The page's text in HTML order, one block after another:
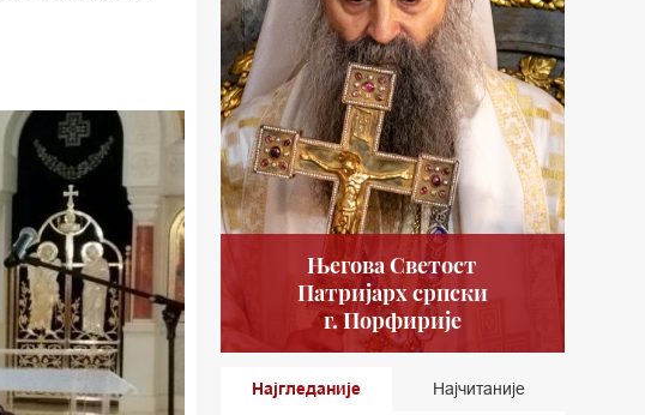
Његова Светост
Патријарх српски
г. Порфирије
Најгледаније Најчитаније